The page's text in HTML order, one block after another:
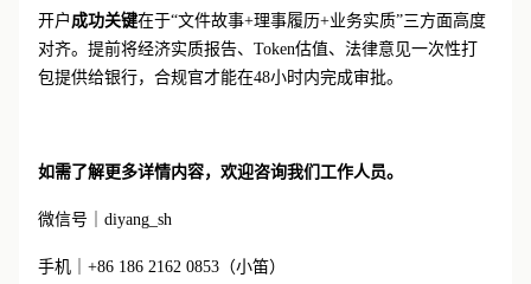
开户 成功关键在于“文件故事+理事履历+业务实质”三方面高度
对齐。提前将经济实质报告、Token估值、法律意见一次性打
包提供给银行，合规官才能在48小时内完成审批。
如需了解更多详情内容，欢迎咨询我们工作人员。
微信号｜ diyang_sh
手机｜ +86 186 2162 0853（小笛）